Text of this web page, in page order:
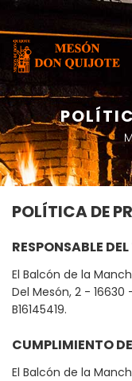
POLÍTICA DE
RESPONSABLE
El Balcón de la
Del Mesón, 2 -
B16145419.
CUMPLIMIENTO
El Balcón de la